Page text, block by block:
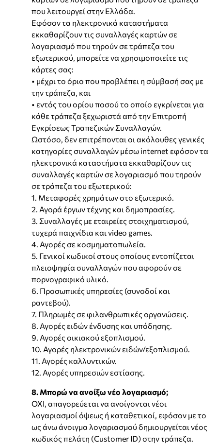
που λειτουργεί στην Ελλάδα.
Εφόσον τα ηλεκτρονικά καταστήματα
εκκαθαρίζουν τις συναλλαγές καρτών σε
λογαριασμό που τηρούν σε τράπεζα του
εξωτερικού, μπορείτε να χρησιμοποιείτε τις
κάρτες σας:
• μέχρι το όριο που προβλέπει η σύμβασή σας με
την τράπεζα, και
• εντός του ορίου ποσού το οποίο εγκρίνεται για
κάθε τράπεζα ξεχωριστά από την Επιτροπή
Εγκρίσεως Τραπεζικών Συναλλαγών.
Ωστόσο, δεν επιτρέπονται οι ακόλουθες γενικές
κατηγορίες συναλλαγών μέσω internet εφόσον τα
ηλεκτρονικά καταστήματα εκκαθαρίζουν τις
συναλλαγές καρτών σε λογαριασμό που τηρούν
σε τράπεζα του εξωτερικού:
1. Μεταφορές χρημάτων στο εξωτερικό.
2. Αγορά έργων τέχνης και δημοπρασίες.
3. Συναλλαγές με εταιρείες στοιχηματισμού,
τυχερά παιχνίδια και video games.
4. Αγορές σε κοσμηματοπωλεία.
5. Γενικοί κωδικοί στους οποίους εντοπίζεται
πλειοψηφία συναλλαγών που αφορούν σε
πορνογραφικό υλικό.
6. Προσωπικές υπηρεσίες (συνοδοί και
ραντεβού).
7. Πληρωμές σε φιλανθρωπικές οργανώσεις.
8. Αγορές ειδών ένδυσης και υπόδησης.
9. Αγορές οικιακού εξοπλισμού.
10. Αγορές ηλεκτρονικών ειδών/εξοπλισμού.
11. Αγορές καλλυντικών.
12. Αγορές υπηρεσιών εστίασης.
8. Μπορώ να ανοίξω νέο λογαριασμό;
OXI, απαγορεύεται να ανοίγονται νέοι
λογαριασμοί όψεως ή καταθετικοί, εφόσον με το
ως άνω άνοιγμα λογαριασμού δημιουργείται νέος
κωδικός πελάτη (Customer ID) στην τράπεζα.